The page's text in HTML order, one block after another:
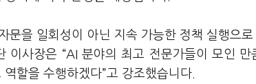
을 일회성이 아닌 지속 가능한 정책 실행으로
사장은 “AI 분야의 최고 전문가들이 모인 만
할을 수행하겠다”고 강조했습니다.